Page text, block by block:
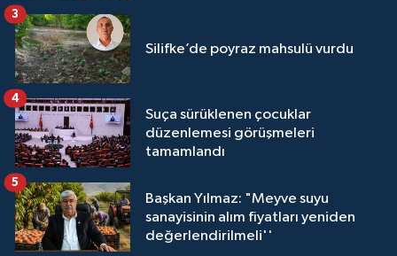
Silifke’de poyraz mahsulü vurdu
3
Suça sürüklenen çocuklar
düzenlemesi görüşmeleri
tamamlandı
4
Başkan Yılmaz: "Meyve suyu
sanayisinin alım fiyatları yeniden
değerlendirilmeli''
5